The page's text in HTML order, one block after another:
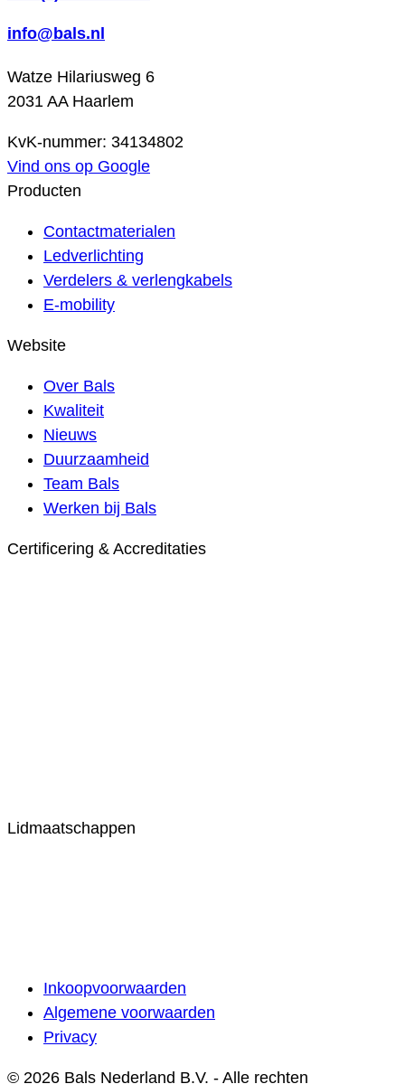
info@bals.nl
Watze Hilariusweg 6
2031 AA Haarlem
KvK-nummer: 34134802
Vind ons op Google
Producten
Contactmaterialen
Ledverlichting
Verdelers & verlengkabels
E-mobility
Website
Over Bals
Kwaliteit
Nieuws
Duurzaamheid
Team Bals
Werken bij Bals
Certificering & Accreditaties
Lidmaatschappen
Inkoopvoorwaarden
Algemene voorwaarden
Privacy
© 2026 Bals Nederland B.V. - Alle rechten